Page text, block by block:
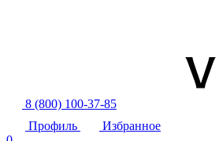
8 (800) 100-37-85
Профиль
Избранное